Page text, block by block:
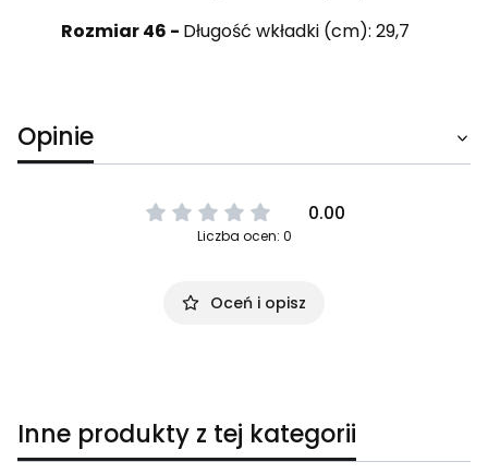
Rozmiar 46 - Długość wkładki (cm): 29,7
Opinie
0.00
Liczba ocen: 0
Oceń i opisz
Inne produkty z tej kategorii